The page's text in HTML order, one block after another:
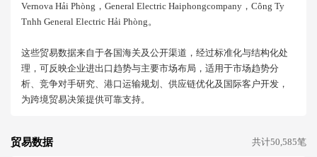
Vernova Hải Phòng，general Electric Haiphongcompany，công Ty
Tnhh General Electric Hải Phòng。
这些贸易数据来自于各国海关及公开渠道，经过标准化与结构化处
理，可反映企业进出口趋势与主要市场布局，适用于市场趋势分
析、竞争对手研究、港口运输规划、供应链优化及国际客户开发，
为跨境贸易决策提供可靠支持。
贸易数据 共计50,585笔